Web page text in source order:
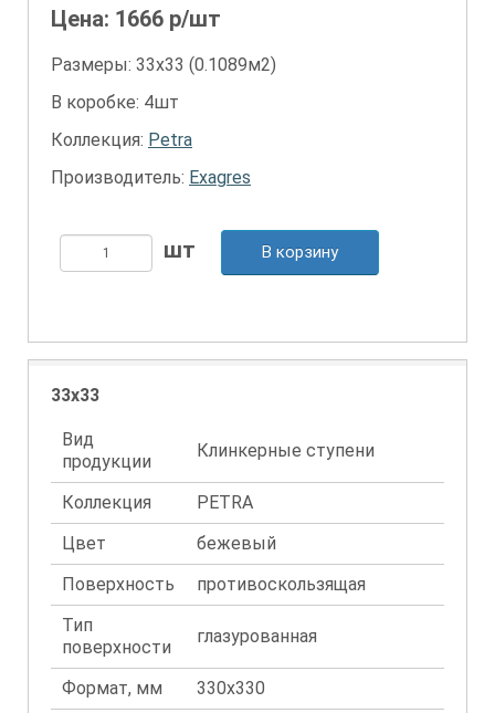
Цена: 1666 р/шт
Размеры: 33х33 (0.1089м2)
В коробке: 4шт
Коллекция: Petra
Производитель: Exagres
В корзину
33x33
Вид
продукции
Клинкерные ступени
Коллекция
PETRA
Цвет
бежевый
Поверхность
противоскользящая
Тип
поверхности
глазурованная
Формат, мм
330x330